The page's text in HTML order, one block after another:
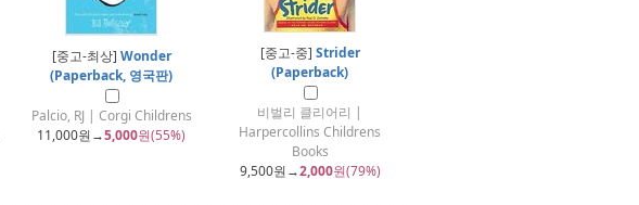
[중고-최상] Wonder
(Paperback, 영국판)
Palcio, RJ | Corgi Childrens
11,000원→5,000원(55%)
[중고-중] Strider
(Paperback)
비벌리 클리어리 |
Harpercollins Childrens
Books
9,500원→2,000원(79%)